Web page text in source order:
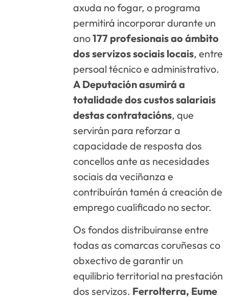
axuda no fogar, o programa
permitirá incorporar durante un
ano177 profesionais ao ámbito
dos servizos sociais locais, entre
persoal técnico e administrativo.
A Deputación asumirá a
totalidade dos custos salariais
destas contratacións, que
servirán para reforzar a
capacidade de resposta dos
concellos ante as necesidades
sociais da veciñanza e
contribuírán tamén á creación de
emprego cualificado no sector.
Os fondos distribuiranse entre
todas as comarcas coruñesas co
obxectivo de garantir un
equilibrio territorial na prestación
dos servizos. Ferrolterra, Eume